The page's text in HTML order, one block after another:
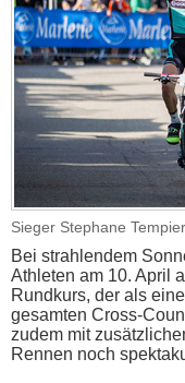
Sieger Stephane
Bei strahlendem
Athleten am 10. April
Rundkurs, der als
gesamten Cross-
zudem mit
Rennen noch